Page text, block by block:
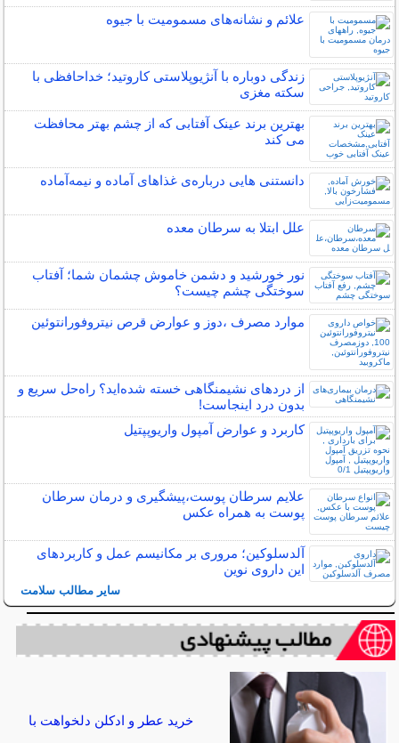
علائم و نشانه‌های مسمومیت با جیوه
زندگی دوباره با آنژیوپلاستی کاروتید؛ خداحافظی با
سکته مغزی
بهترین برند عینک آفتابی که از چشم بهتر محافظت
می کند
دانستنی هایی درباره‌ی غذاهای آماده و نیمه‌آماده
علل ابتلا به سرطان معده
نور خورشید و دشمن خاموش چشمان شما؛ آفتاب
سوختگی چشم چیست؟
موارد مصرف ،دوز و عوارض قرص نیتروفورانتوئین
از دردهای نشیمنگاهی خسته شده‌اید؟ راه‌حل سریع و
بدون درد اینجاست!
کاربرد و عوارض آمپول واریوپپتیل
علایم سرطان پوست،پیشگیری و درمان سرطان
پوست به همراه عکس
آلدسلوکین؛ مروری بر مکانیسم عمل و کاربردهای
این داروی نوین
سایر مطالب سلامت
خرید عطر و ادکلن دلخواهت با